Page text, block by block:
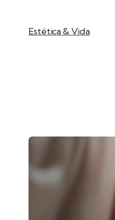
Estética & Vida